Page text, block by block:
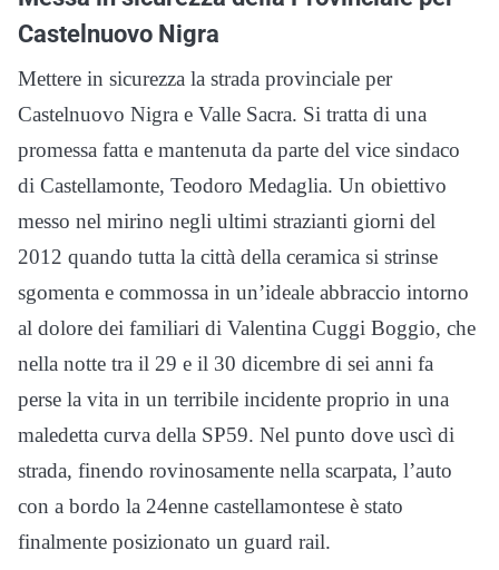
Castelnuovo Nigra
Mettere in sicurezza la strada provinciale per
Castelnuovo Nigra e Valle Sacra. Si tratta di una
promessa fatta e mantenuta da parte del vice sindaco
di Castellamonte, Teodoro Medaglia. Un obiettivo
messo nel mirino negli ultimi strazianti giorni del
2012 quando tutta la città della ceramica si strinse
sgomenta e commossa in un’ideale abbraccio intorno
al dolore dei familiari di Valentina Cuggi Boggio, che
nella notte tra il 29 e il 30 dicembre di sei anni fa
perse la vita in un terribile incidente proprio in una
maledetta curva della SP59. Nel punto dove uscì di
strada, finendo rovinosamente nella scarpata, l’auto
con a bordo la 24enne castellamontese è stato
finalmente posizionato un guard rail.